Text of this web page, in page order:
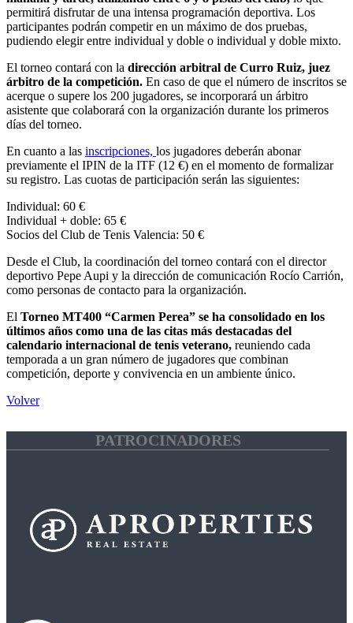
permitirá disfrutar de una intensa programación deportiva. Los
participantes podrán competir en un máximo de dos pruebas,
pudiendo elegir entre individual y doble o individual y doble mixto.
El torneo contará con la dirección arbitral de Curro Ruiz, juez
árbitro de la competición. En caso de que el número de inscritos se
acerque o supere los 200 jugadores, se incorporará un árbitro
asistente que colaborará con la organización durante los primeros
días del torneo.
En cuanto a las inscripciones, los jugadores deberán abonar
previamente el IPIN de la ITF (12 €) en el momento de formalizar
su registro. Las cuotas de participación serán las siguientes:
Individual: 60 €
Individual + doble: 65 €
Socios del Club de Tenis Valencia: 50 €
Desde el Club, la coordinación del torneo contará con el director
deportivo Pepe Aupi y la dirección de comunicación Rocío Carrión,
como personas de contacto para la organización.
El Torneo MT400 “Carmen Perea” se ha consolidado en los
últimos años como una de las citas más destacadas del
calendario internacional de tenis veterano, reuniendo cada
temporada a un gran número de jugadores que combinan
competición, deporte y convivencia en un ambiente único.
Volver
PATROCINADORES